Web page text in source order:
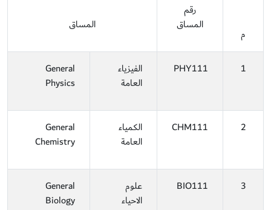
م
رقم
المساق
المساق
1
PHY111
الفيزياء
العامة
General
Physics
2
CHM111
الكمياء
العامة
General
Chemistry
3
BIO111
علوم
الاحياء
General
Biology